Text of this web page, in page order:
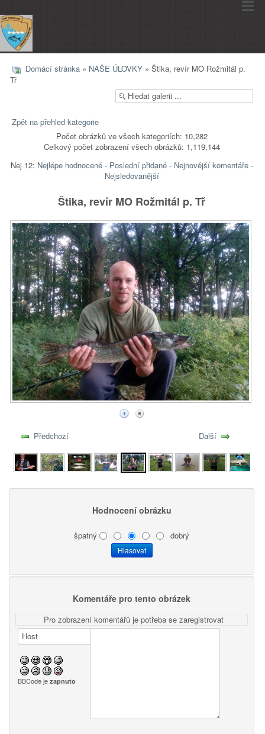
Domácí stránka » NAŠE ÚLOVKY » Štika, revír MO Rožmitál p.
Tř
Zpět na přehled kategorie
Počet obrázků ve všech kategoriích: 10,282
Celkový počet zobrazení všech obrázků: 1,119,144
Nej 12: Nejlépe hodnocené- Poslední přidané- Nejnovější komentáře-
Nejsledovanější
Štika, revír MO Rožmitál p. Tř
Předchozí Další
Hodnocení obrázku
špatný dobrý
Komentáře pro tento obrázek
Pro zobrazení komentářů je potřeba se zaregistrovat
BBCode je zapnuto